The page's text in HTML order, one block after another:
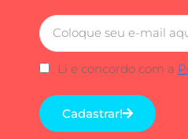
Li e concordo com a
Cadastrar!